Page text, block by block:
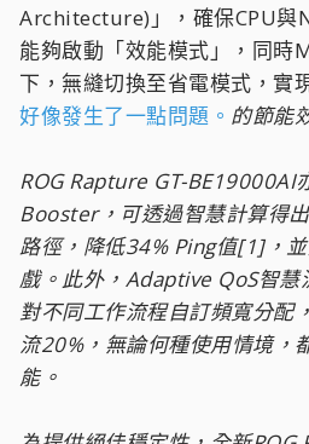
Architecture)」，確保CPU與
能夠啟動「效能模式」，同時
下，無縫切換至省電模式，實
好像發生了一點問題。 的節能
ROG Rapture GT-BE19000AI
Booster，可透過智慧計算得
路徑，降低34% Ping值[1]，
戲。此外，Adaptive QoS智慧
對不同工作流程自訂頻寬分配
流20%，無論何種使用情境，
能。